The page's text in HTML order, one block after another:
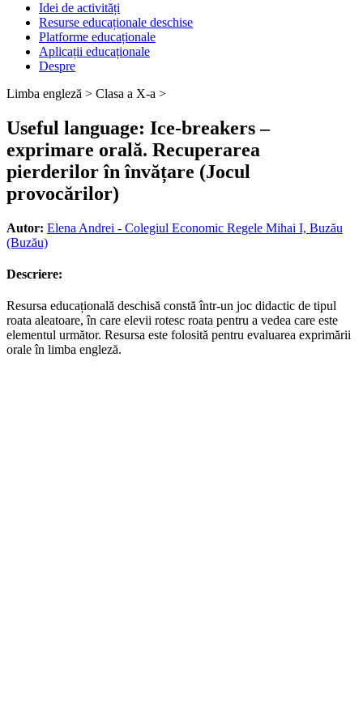
Idei de activități
Resurse educaționale deschise
Platforme educaționale
Aplicații educaționale
Despre
Limba engleză > Clasa a X-a >
Useful language: Ice-breakers –
exprimare orală. Recuperarea
pierderilor în învățare (Jocul
provocărilor)
Autor: Elena Andrei - Colegiul Economic Regele Mihai I, Buzău
(Buzău)
Descriere:
Resursa educațională deschisă constă într-un joc didactic de tipul
roata aleatoare, în care elevii rotesc roata pentru a vedea care este
elementul următor. Resursa este folosită pentru evaluarea exprimării
orale în limba engleză.